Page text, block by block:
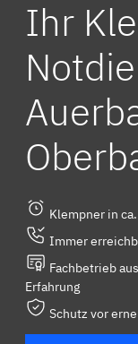
Ihr
Klempner in
Immer
Fachbetrieb
Erfahrung
Schutz vor